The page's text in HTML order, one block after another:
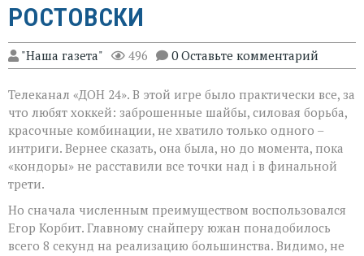
РОСТОВСКИ
"Наша газета" 496 0 Оставьте комментарий
Телеканал «ДОН 24». В этой игре было практически все, за
что любят хоккей: заброшенные шайбы, силовая борьба,
красочные комбинации, не хватило только одного –
интриги. Вернее сказать, она была, но до момента, пока
«кондоры» не расставили все точки над i в финальной
трети.
Но сначала численным преимуществом воспользовался
Егор Корбит. Главному снайперу южан понадобилось
всего 8 секунд на реализацию большинства. Видимо, не